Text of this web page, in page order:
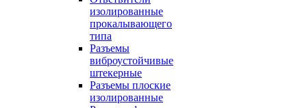
изолированные
прокалывающего
типа
Разъемы
виброустойчивые
штекерные
Разъемы плоские
изолированные